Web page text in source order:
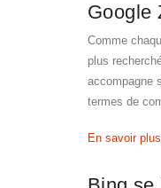
Google
Comme
plus
accompagne
termes de
En savoir plus